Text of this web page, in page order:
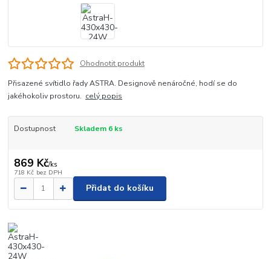
Ohodnotit produkt
Přisazené svítidlo řady ASTRA. Designově nenáročné, hodí se do
jakéhokoliv prostoru. celý popis
Dostupnost Skladem 6 ks
869 Kč/ks
718 Kč bez DPH
Přidat do košíku